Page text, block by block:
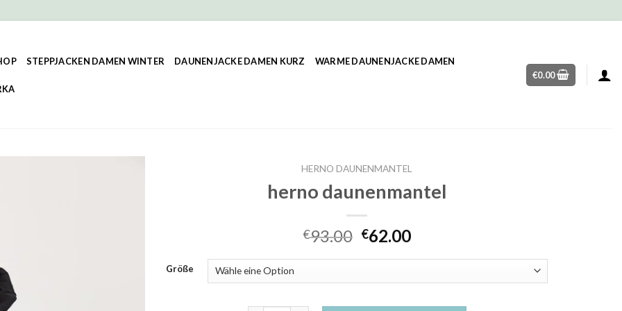
STEPPJACKEN DAMEN WINTER DAUNENJACKE DAMEN KURZ WARME DAUNENJACKE DAMEN
€0.00
HERNO DAUNENMANTEL
herno daunenmantel
€93.00 €62.00
Größe